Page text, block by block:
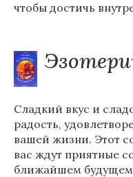
чтобы достичь
Сладкий вкус и
радость,
вашей жизни. Этот
вас ждут приятные
ближайшем